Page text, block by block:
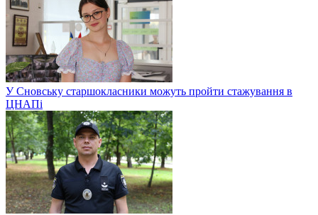
У Сновську старшокласники можуть пройти стажування в
ЦНАПі